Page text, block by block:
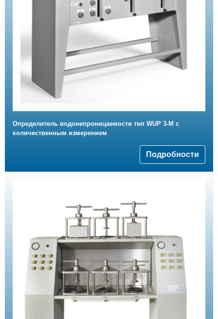
Определитель водонепроницаемости тип WUP 3-М с
количественным измерением
Подробности